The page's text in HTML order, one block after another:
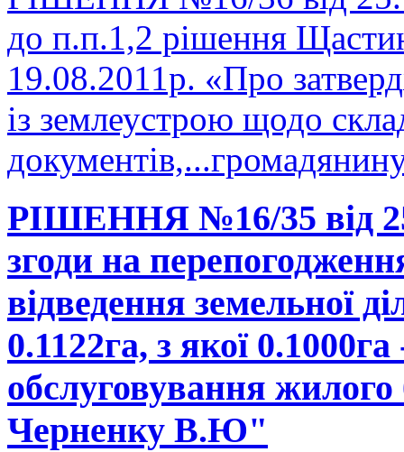
до п.п.1,2 рішення
19.08.2011р. «Про
із землеустрою щодо
РІШЕННЯ №16/35 від
згоди на
відведення земельної
0.1122га, з якої
обслуговування
Черненку В.Ю"